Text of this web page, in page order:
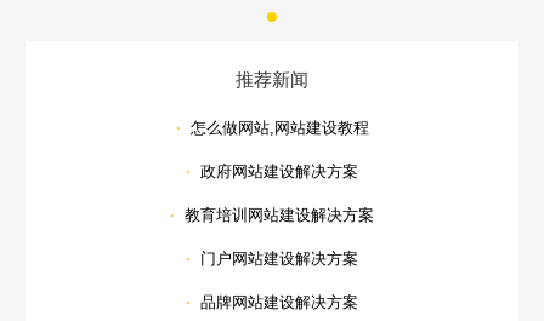
推荐新闻
· 怎么做网站,网站建设教程
· 政府网站建设解决方案
· 教育培训网站建设解决方案
· 门户网站建设解决方案
· 品牌网站建设解决方案